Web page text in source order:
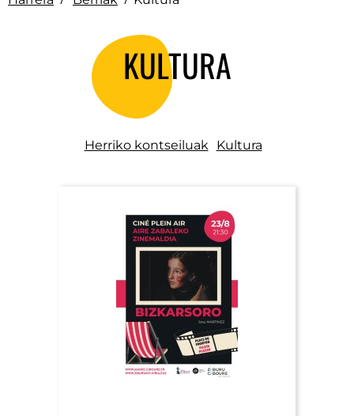
KULTURA
Herriko kontseiluak Kultura